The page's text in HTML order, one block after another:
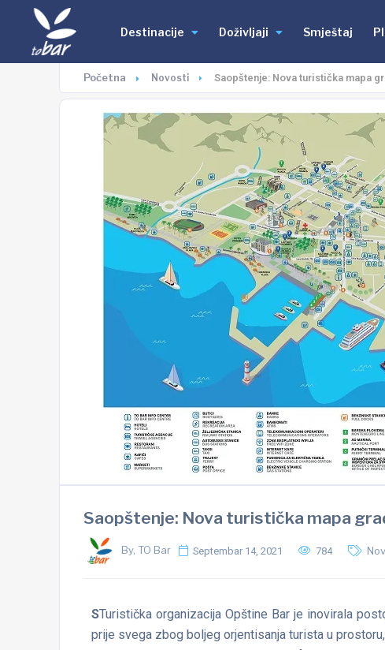
Destinacije Doživljaji Smještaj
Početna Novosti Saopštenje: Nova turistička mapa
Saopštenje: Nova turistička mapa
By, TO Bar Septembar 14, 2021 784
STuristička organizacija Opštine Bar je inovirala
prije svega zbog boljeg orjentisanja turista u